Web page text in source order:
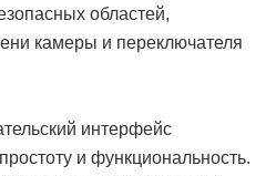
областей,
камеры и переключателя
интерфейс
и функциональность.